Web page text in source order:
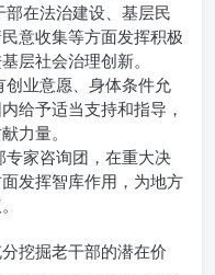
部在法治建设、基层民
意收集等方面发挥积极
层社会治理创新。
创业意愿、身体条件允
给予适当支持和指导，
力量。
专家咨询团，在重大决
发挥智库作用，为地方
挖掘老干部的潜在价